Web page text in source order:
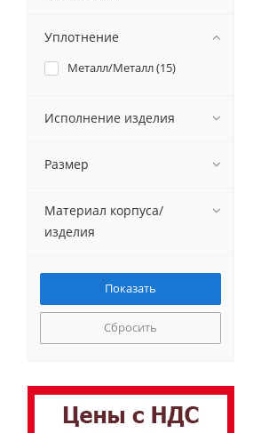
Уплотнение
Металл/Металл (15)
Исполнение изделия
Размер
Материал корпуса/
изделия
Сбросить